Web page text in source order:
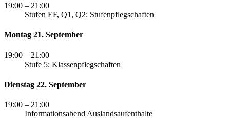
19:00 – 21:00
Stufen EF, Q1, Q2: Stufenpflegschaften
Montag 21. September
19:00 – 21:00
Stufe 5: Klassenpflegschaften
Dienstag 22. September
19:00 – 21:00
Informationsabend Auslandsaufenthalte